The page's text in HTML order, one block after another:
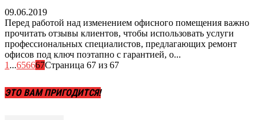
09.06.2019
Перед работой над изменением офисного помещения важно
прочитать отзывы клиентов, чтобы использовать услуги
профессиональных специалистов, предлагающих ремонт
офисов под ключ поэтапно с гарантией, о...
1 ...656667Страница 67 из 67
ЭТО ВАМ ПРИГОДИТСЯ!